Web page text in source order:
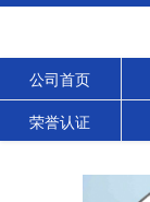
公司首页
荣誉认证